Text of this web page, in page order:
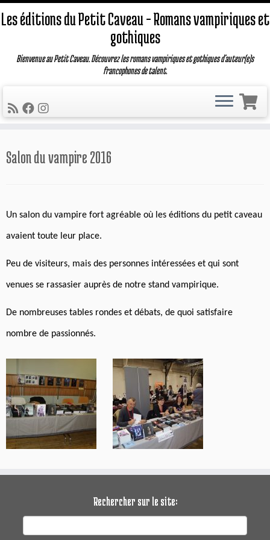
au
Les éditions du Petit Caveau – Romans vampiriques et
gothiques
Bienvenue au Petit Caveau. Découvrez les romans vampiriques et gothiques d'auteur(e)s
francophones de talent.
Salon du vampire 2016
Un salon du vampire fort agréable où les éditions du petit caveau
avaient toute leur place.
Peu de visiteurs, mais des personnes intéressées et qui sont
venues se rassasier auprès de notre stand vampirique.
De nombreuses tables rondes et débats, de quoi satisfaire
nombre de passionnés.
Rechercher sur le site: